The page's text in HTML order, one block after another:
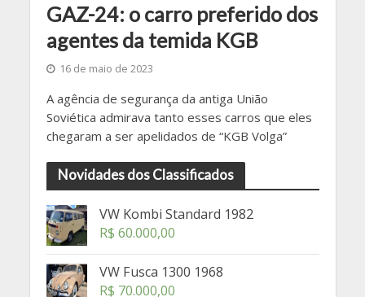
GAZ-24: o carro preferido dos
agentes da temida KGB
16 de maio de 2023
A agência de segurança da antiga União
Soviética admirava tanto esses carros que eles
chegaram a ser apelidados de “KGB Volga”
Novidades dos Classificados
VW Kombi Standard 1982
R$ 60.000,00
VW Fusca 1300 1968
R$ 70.000,00